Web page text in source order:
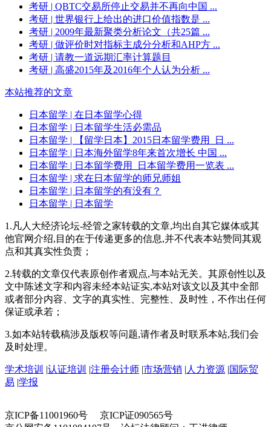
考研 | QBTC交易所停止交易并不再向中国 ...
考研 | 世界银行上给出的进口价值指数是 ...
考研 | 2009年最新聚类分析论文（共25篇 ...
考研 | 做评价时对指标主成分分析和AHP方 ...
考研 | 请教一道远期汇率计算题目
考研 | 高盛2015年及2016年个人认为分析 ...
本站推荐的文章
日本留学 | 在日本留学心得
日本留学 | 日本留学生活必需品
日本留学 | 【留学日本】2015日本留学费用_日 ...
日本留学 | 日本海外留学8年来首次增长 中国 ...
日本留学 | 日本留学费用_日本留学费用一览表 ...
日本留学 | 求在日本留学的师兄师姐
日本留学 | 日本留学的有没有？
日本留学 | 日本留学
1.凡人大经济论坛-经管之家转载的文章,均出自其它媒体或其
他官网介绍,目的在于传递更多的信息,并不代表本站赞同其观
点和其真实性负责；
2.转载的文章仅代表原创作者观点,与本站无关。其原创性以及
文中陈述文字和内容未经本站证实,本站对该文以及其中全部
或者部分内容、文字的真实性、完整性、及时性，不作出任何
保证或承若；
3.如本站转载稿涉及版权等问题,请作者及时联系本站,我们会
及时处理。
学术培训 |认证培训 |注册会计师 |市场营销 | 人力资源 |国际贸
易 |学报
京ICP备11001960号 京ICP证090565号